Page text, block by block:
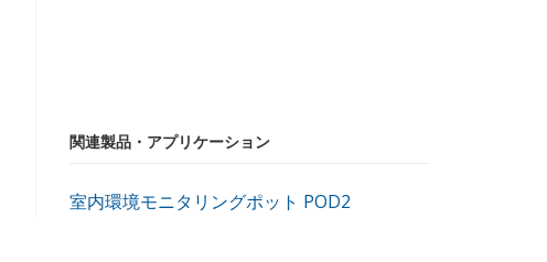
関連製品・アプリケーション
室内環境モニタリングポット POD2